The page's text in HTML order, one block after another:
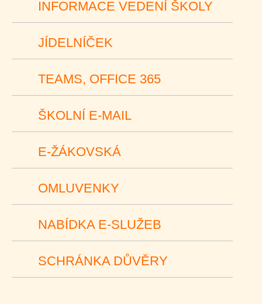
INFORMACE VEDENÍ ŠKOLY
JÍDELNÍČEK
TEAMS, OFFICE 365
ŠKOLNÍ E-MAIL
E-ŽÁKOVSKÁ
OMLUVENKY
NABÍDKA E-SLUŽEB
SCHRÁNKA DŮVĚRY